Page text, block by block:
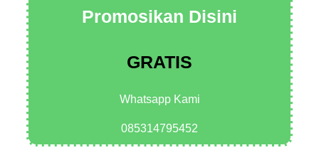
Promosikan Disini
GRATIS
Whatsapp Kami
085314795452